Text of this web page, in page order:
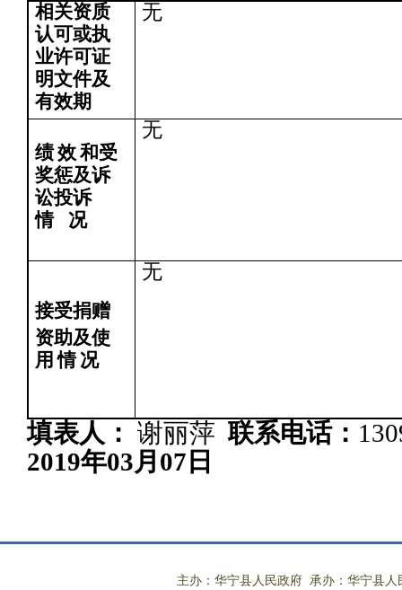
相关资质
认可或执
业许可证
明文件及
有效期
无
绩效和受
奖惩及诉
讼投诉
情
况
无
接受捐赠
资助及使
用 情况
无
填表人： 谢丽萍 联系电话：
2019年03月07日
主办：华宁县人民政府 承办：华宁县人